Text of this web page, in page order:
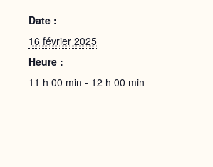
Date :
16 février 2025
Heure :
11 h 00 min - 12 h 00 min